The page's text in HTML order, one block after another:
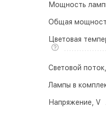
Мощность
Общая
Цветовая
Световой
Лампы в
Напряжение, V